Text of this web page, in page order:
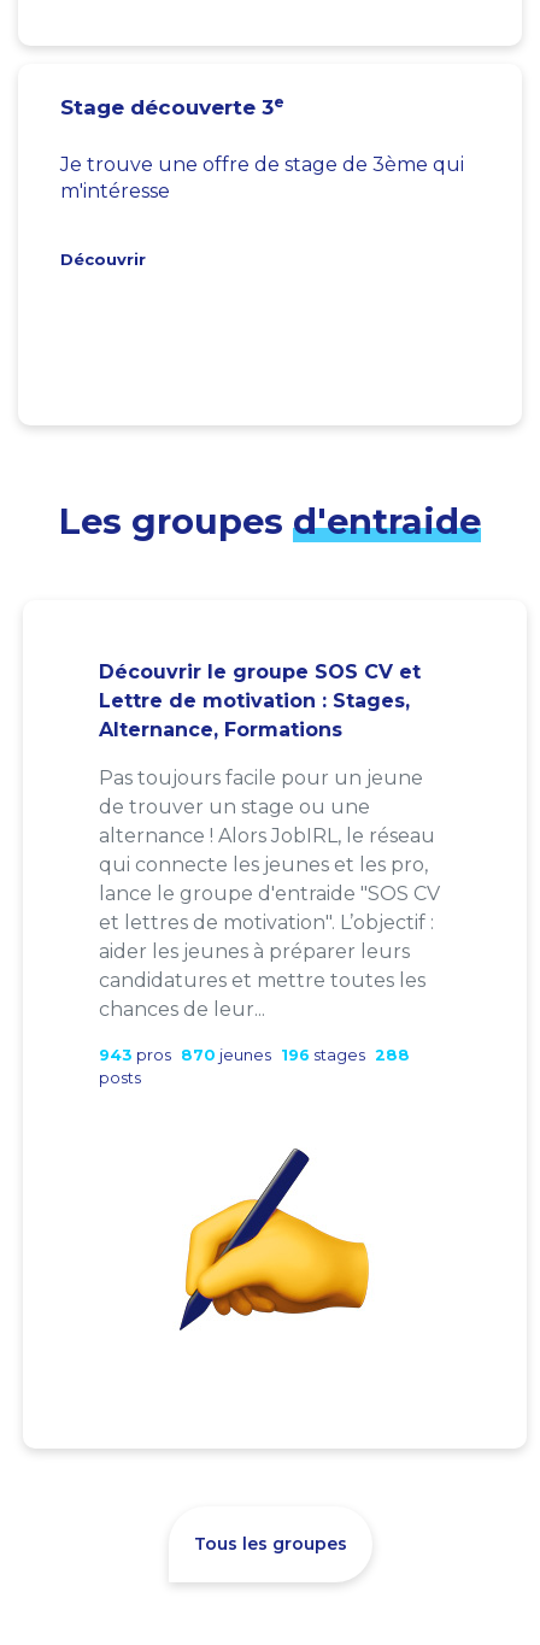
Stage découverte 3e
Je trouve une offre de stage de 3ème qui
m'intéresse
Découvrir
Les groupes d'entraide
Découvrir le groupe SOS CV et
Lettre de motivation : Stages,
Alternance, Formations
Pas toujours facile pour un jeune
de trouver un stage ou une
alternance ! Alors JobIRL, le réseau
qui connecte les jeunes et les pro,
lance le groupe d'entraide "SOS CV
et lettres de motivation". L’objectif :
aider les jeunes à préparer leurs
candidatures et mettre toutes les
chances de leur...
943 pros 870 jeunes 196 stages 288
posts
Tous les groupes